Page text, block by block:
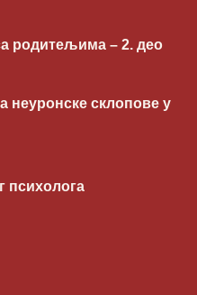
родитељима – 2. део
неуронске склопове у
психолога